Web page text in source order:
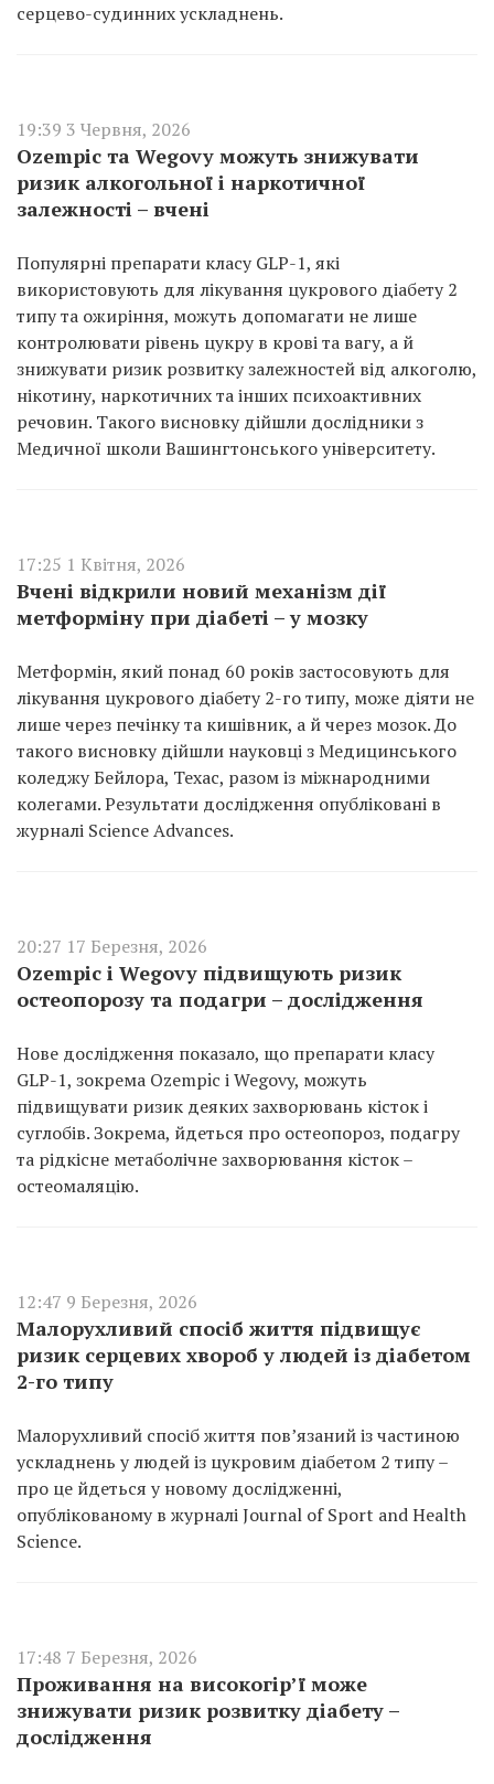
серцево-судинних ускладнень.
19:39 3 Червня, 2026
Ozempic та Wegovy можуть знижувати
ризик алкогольної і наркотичної
залежності – вчені
Популярні препарати класу GLP-1, які
використовують для лікування цукрового діабету 2
типу та ожиріння, можуть допомагати не лише
контролювати рівень цукру в крові та вагу, а й
знижувати ризик розвитку залежностей від алкоголю,
нікотину, наркотичних та інших психоактивних
речовин. Такого висновку дійшли дослідники з
Медичної школи Вашингтонського університету.
17:25 1 Квітня, 2026
Вчені відкрили новий механізм дії
метформіну при діабеті – у мозку
Метформін, який понад 60 років застосовують для
лікування цукрового діабету 2-го типу, може діяти не
лише через печінку та кишівник, а й через мозок. До
такого висновку дійшли науковці з Медицинського
коледжу Бейлора, Техас, разом із міжнародними
колегами. Результати дослідження опубліковані в
журналі Science Advances.
20:27 17 Березня, 2026
Ozempic і Wegovy підвищують ризик
остеопорозу та подагри – дослідження
Нове дослідження показало, що препарати класу
GLP-1, зокрема Ozempic і Wegovy, можуть
підвищувати ризик деяких захворювань кісток і
суглобів. Зокрема, йдеться про остеопороз, подагру
та рідкісне метаболічне захворювання кісток –
остеомаляцію.
12:47 9 Березня, 2026
Малорухливий спосіб життя підвищує
ризик серцевих хвороб у людей із діабетом
2-го типу
Малорухливий спосіб життя пов’язаний із частиною
ускладнень у людей із цукровим діабетом 2 типу –
про це йдеться у новому дослідженні,
опублікованому в журналі Journal of Sport and Health
Science.
17:48 7 Березня, 2026
Проживання на високогір’ї може
знижувати ризик розвитку діабету –
дослідження